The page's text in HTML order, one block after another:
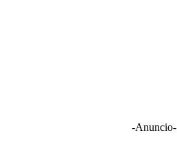
-Anuncio-